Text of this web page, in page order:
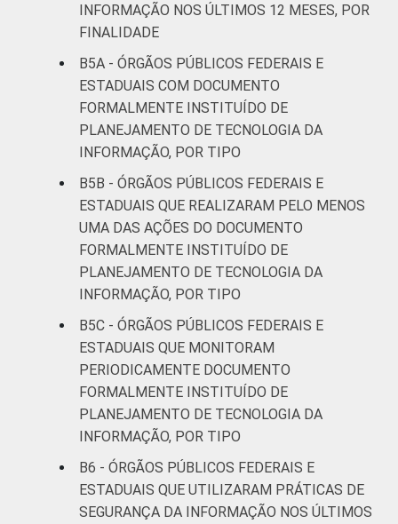
INFORMAÇÃO NOS ÚLTIMOS 12 MESES, POR
FINALIDADE
B5A - ÓRGÃOS PÚBLICOS FEDERAIS E
ESTADUAIS COM DOCUMENTO
FORMALMENTE INSTITUÍDO DE
PLANEJAMENTO DE TECNOLOGIA DA
INFORMAÇÃO, POR TIPO
B5B - ÓRGÃOS PÚBLICOS FEDERAIS E
ESTADUAIS QUE REALIZARAM PELO MENOS
UMA DAS AÇÕES DO DOCUMENTO
FORMALMENTE INSTITUÍDO DE
PLANEJAMENTO DE TECNOLOGIA DA
INFORMAÇÃO, POR TIPO
B5C - ÓRGÃOS PÚBLICOS FEDERAIS E
ESTADUAIS QUE MONITORAM
PERIODICAMENTE DOCUMENTO
FORMALMENTE INSTITUÍDO DE
PLANEJAMENTO DE TECNOLOGIA DA
INFORMAÇÃO, POR TIPO
B6 - ÓRGÃOS PÚBLICOS FEDERAIS E
ESTADUAIS QUE UTILIZARAM PRÁTICAS DE
SEGURANÇA DA INFORMAÇÃO NOS ÚLTIMOS